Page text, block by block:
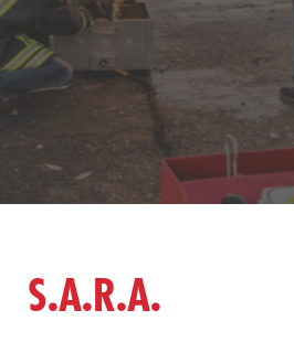
SCHULUNGEN
S.A.R.A.